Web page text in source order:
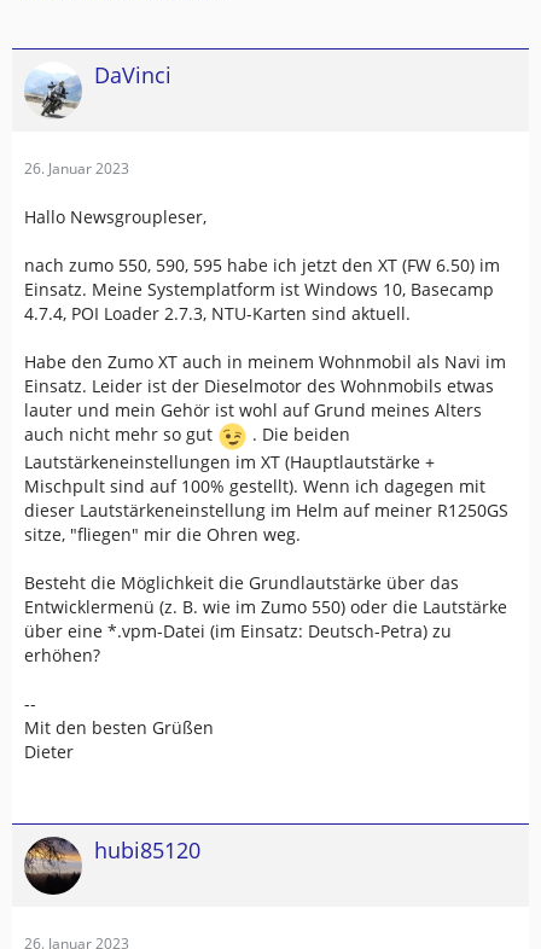
DaVinci
26. Januar 2023
Hallo Newsgroupleser,
nach zumo 550, 590, 595 habe ich jetzt den XT (FW 6.50) im
Einsatz. Meine Systemplatform ist Windows 10, Basecamp
4.7.4, POI Loader 2.7.3, NTU-Karten sind aktuell.
Habe den Zumo XT auch in meinem Wohnmobil als Navi im
Einsatz. Leider ist der Dieselmotor des Wohnmobils etwas
lauter und mein Gehör ist wohl auf Grund meines Alters
auch nicht mehr so gut
. Die beiden
Lautstärkeneinstellungen im XT (Hauptlautstärke +
Mischpult sind auf 100% gestellt). Wenn ich dagegen mit
dieser Lautstärkeneinstellung im Helm auf meiner R1250GS
sitze, "fliegen" mir die Ohren weg.
Besteht die Möglichkeit die Grundlautstärke über das
Entwicklermenü (z. B. wie im Zumo 550) oder die Lautstärke
über eine *.vpm-Datei (im Einsatz: Deutsch-Petra) zu
erhöhen?
--
Mit den besten Grüßen
Dieter
hubi85120
26. Januar 2023